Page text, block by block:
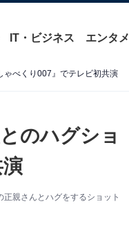
IT・ビジネス エンタメ
ゃべくり007』でテレビ初共演
のハグショ
親さんとハグをするショット